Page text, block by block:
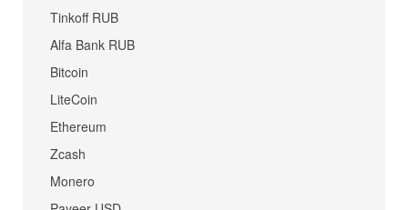
Tinkoff RUB
Alfa Bank RUB
Bitcoin
LiteCoin
Ethereum
Zcash
Monero